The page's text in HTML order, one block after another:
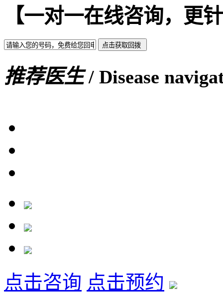
【一对一在线咨询，更
推荐医生/ Disease
点击咨询 点击预约